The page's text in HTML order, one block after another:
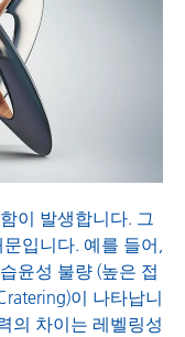
이 발생합니다. 그
입니다. 예를 들어,
윤성 불량 (높은 접
이 나타납니
의 차이는 레벨링성